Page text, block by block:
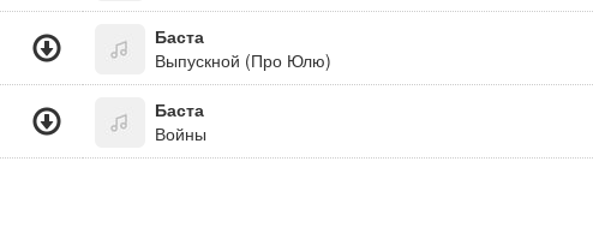
Баста
Выпускной (Про Юлю)
Баста
Войны